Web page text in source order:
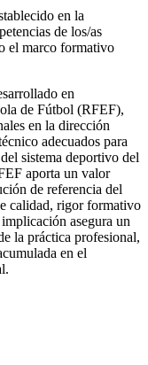
en la
de los/as
el marco formativo
en
de Fútbol (RFEF),
en la dirección
adecuados para
sistema deportivo del
aporta un valor
de referencia del
calidad, rigor formativo
asegura un
la práctica profesional,
en el